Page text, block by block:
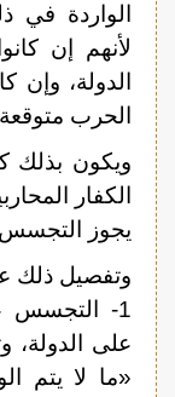
الواردة
لأنهم إن
الدولة، وإن
الحرب
ويكون بذلك
الكفار
يجوز التجسس
وتفصيل ذلك
1- التجسس
على الدولة،
«ما لا يتم